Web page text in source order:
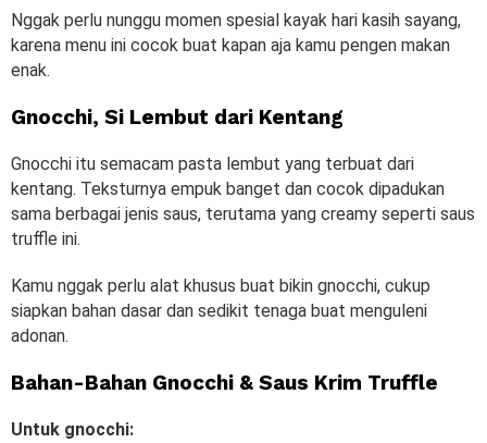
Nggak perlu nunggu momen spesial kayak hari kasih sayang,
karena menu ini cocok buat kapan aja kamu pengen makan
enak.
Gnocchi, Si Lembut dari Kentang
Gnocchi itu semacam pasta lembut yang terbuat dari
kentang. Teksturnya empuk banget dan cocok dipadukan
sama berbagai jenis saus, terutama yang creamy seperti saus
truffle ini.
Kamu nggak perlu alat khusus buat bikin gnocchi, cukup
siapkan bahan dasar dan sedikit tenaga buat menguleni
adonan.
Bahan-Bahan Gnocchi & Saus Krim Truffle
Untuk gnocchi: